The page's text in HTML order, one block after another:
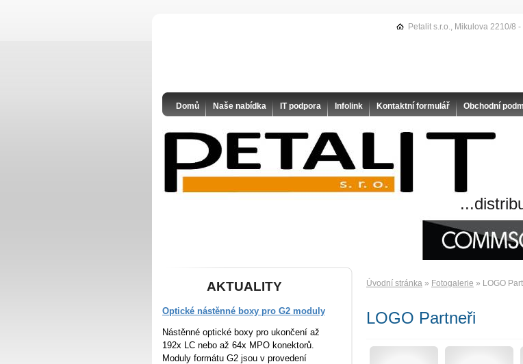
Úvodní stránka » Fotogalerie » LOGO
LOGO Partneři
AKTUALITY
Optické nástěnné boxy pro G2 moduly
Nástěnné optické boxy pro ukončení až
192x LC nebo až 64x MPO konektorů.
Moduly formátu G2 jsou v provedení
Domů Naše nabídka IT podpora Infolink Kontaktní formulář Obchodní
Petalit s.r.o., Mikulova 2210/8